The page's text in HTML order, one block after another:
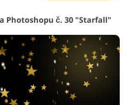
Photoshopu č. 30 "Starfall"